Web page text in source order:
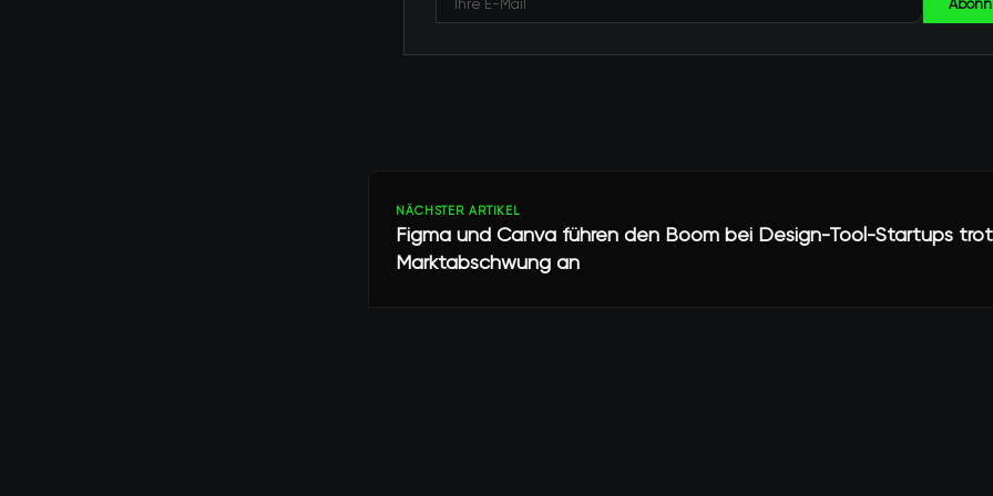
NÄCHSTER ARTIKEL
Figma und Canva führen den Boom bei Design-Tool-Startups
Marktabschwung an